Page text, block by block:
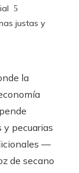
justas y
la
pecuarias
—
de secano